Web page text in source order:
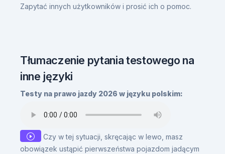
Zapytać innych użytkowników i prosić ich o pomoc.
Tłumaczenie pytania testowego na
inne języki
Testy na prawo jazdy 2026 w języku polskim:
Czy w tej sytuacji, skręcając w lewo, masz
obowiązek ustąpić pierwszeństwa pojazdom jadącym